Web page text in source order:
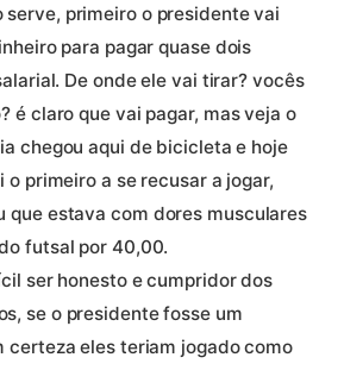
serve, primeiro o presidente vai
para pagar quase dois
De onde ele vai tirar? vocês
é claro que vai pagar, mas veja o
chegou aqui de bicicleta e hoje
primeiro a se recusar a jogar,
que estava com dores musculares
futsal por 40,00.
ser honesto e cumpridor dos
se o presidente fosse um
certeza eles teriam jogado como